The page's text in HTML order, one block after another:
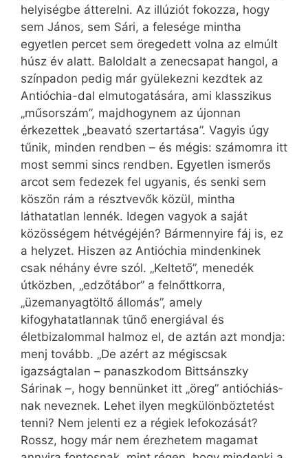
helyiségbe átterelni. Az illúziót fokozza, hogy
sem János, sem Sári, a felesége mintha
egyetlen percet sem öregedett volna az elmúlt
húsz év alatt. Baloldalt a zenecsapat hangol, a
színpadon pedig már gyülekezni kezdtek az
Antióchia-dal elmutogatására, ami klasszikus
„műsorszám”, majdhogynem az újonnan
érkezettek „beavató szertartása”. Vagyis úgy
tűnik, minden rendben – és mégis: számomra itt
most semmi sincs rendben. Egyetlen ismerős
arcot sem fedezek fel ugyanis, és senki sem
köszön rám a résztvevők közül, mintha
láthatatlan lennék. Idegen vagyok a saját
közösségem hétvégéjén? Bármennyire fáj is, ez
a helyzet. Hiszen az Antióchia mindenkinek
csak néhány évre szól. „Keltető”, menedék
útközben, „edzőtábor” a felnőttkorra,
„üzemanyagtöltő állomás”, amely
kifogyhatatlannak tűnő energiával és
életbizalommal halmoz el, de aztán azt mondja:
menj tovább. „De azért az mégiscsak
igazságtalan – panaszkodom Bittsánszky
Sárinak –, hogy bennünket itt „öreg” an­tió­chiás­
nak neveznek. Lehet ilyen megkülönböztetést
tenni? Nem jelenti ez a régiek lefokozását?
Rossz, hogy már nem érezhetem magamat